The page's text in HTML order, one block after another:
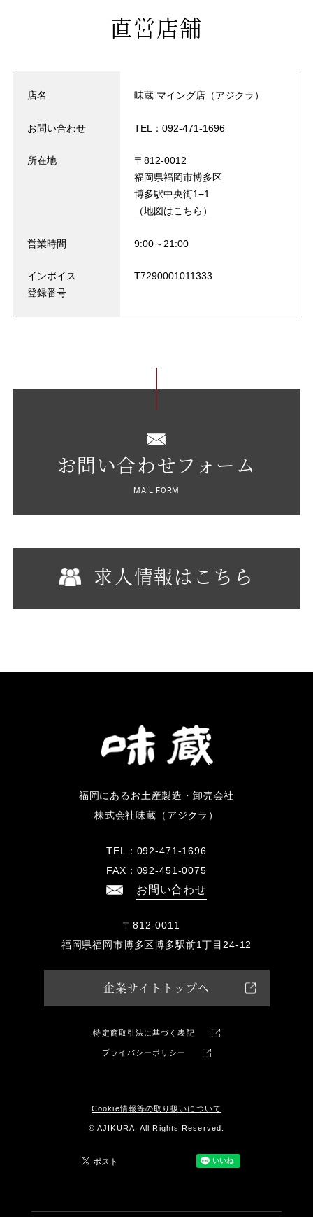
直営店舗
店名 味蔵 マイング店（アジクラ）
お問い合わせ TEL：092-471-1696
所在地
〒812-0012
福岡県福岡市博多区
博多駅中央街1−1
（地図はこちら）
営業時間 9:00～21:00
インボイス
登録番号
T7290001011333
お問い合わせフォーム
MAIL FORM
求人情報はこちら
福岡にあるお土産製造・卸売会社
株式会社味蔵（アジクラ）
TEL： 092-471-1696
FAX： 092-451-0075
お問い合わせ
〒812-0011
福岡県福岡市博多区博多駅前1丁目24-12
企業サイトトップへ
特定商取引法に基づく表記
プライバシーポリシー
Cookie情報等の取り扱いについて
© AJIKURA. All Rights Reserved.